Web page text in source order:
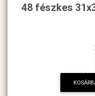
48 fészkes